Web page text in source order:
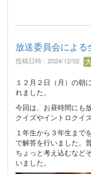
放送委員会による
投稿日時 : 2024/12/02
１２月２日（月）の朝
れました。
今回は、お昼時間にも
クイズやイントロクイ
１年生から３年生まで
で解答を行いました。
ちょっと考え込むなど
いました。